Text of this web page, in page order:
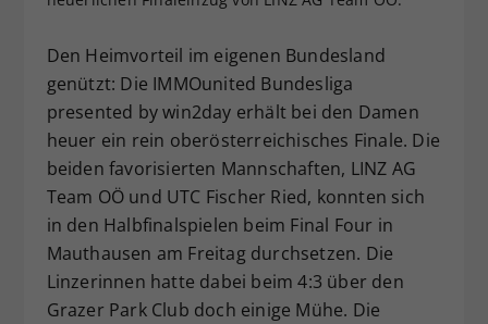
Den Heimvorteil im eigenen Bundesland
genützt: Die IMMOunited Bundesliga
presented by win2day erhält bei den Damen
heuer ein rein oberösterreichisches Finale. Die
beiden favorisierten Mannschaften, LINZ AG
Team OÖ und UTC Fischer Ried, konnten sich
in den Halbfinalspielen beim Final Four in
Mauthausen am Freitag durchsetzen. Die
Linzerinnen hatte dabei beim 4:3 über den
Grazer Park Club doch einige Mühe. Die
Zweck
Einstellungen. Unter anderem eine
zufällig generierte ID, für die
historische Speicherung Ihrer
vorgenommen Einstellungen, falls der
Webseiten-Betreiber dies eingestellt
hat.